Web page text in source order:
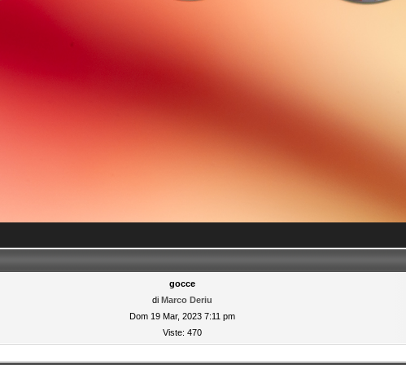
gocce
di Marco Deriu
Dom 19 Mar, 2023 7:11 pm
Viste: 470